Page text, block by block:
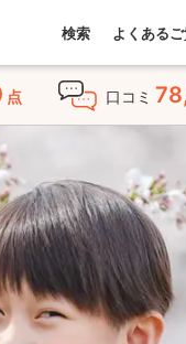
検索 よくある
点 口コミ